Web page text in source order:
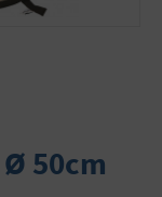
50cm